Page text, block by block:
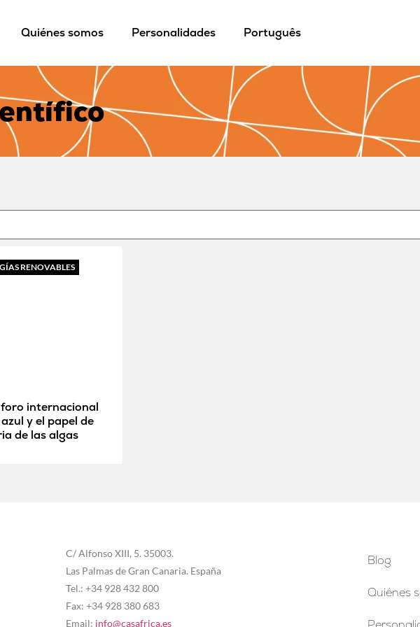
Quiénes somos Personalidades Português
RENOVABLES
internacional
y el papel de
de las algas
C/ Alfonso XIII, 5. 35003.
Las Palmas de Gran Canaria. España
Tel.: +34 928 432 800
Fax: +34 928 380 683
Email: info@casafrica.es
Blog
Quiénes